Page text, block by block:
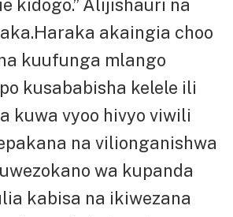
kidogo.” Alijishauri na
akaingia choo
kuufunga mlango
kusababisha kelele ili
kuwa vyoo hivyo viwili
na vilionganishwa
wa kupanda
kabisa na ikiwezana